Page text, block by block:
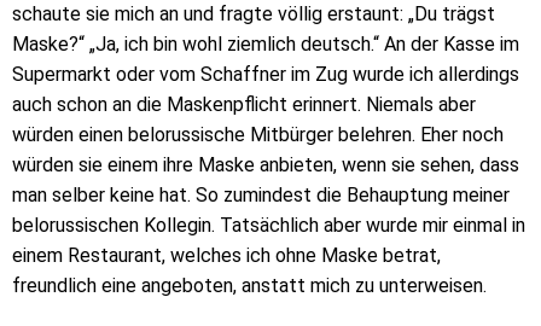
schaute sie mich an und fragte völlig erstaunt: „Du trägst
Maske?“ „Ja, ich bin wohl ziemlich deutsch.“ An der Kasse im
Supermarkt oder vom Schaffner im Zug wurde ich allerdings
auch schon an die Maskenpflicht erinnert. Niemals aber
würden einen belorussische Mitbürger belehren. Eher noch
würden sie einem ihre Maske anbieten, wenn sie sehen, dass
man selber keine hat. So zumindest die Behauptung meiner
belorussischen Kollegin. Tatsächlich aber wurde mir einmal in
einem Restaurant, welches ich ohne Maske betrat,
freundlich eine angeboten, anstatt mich zu unterweisen.